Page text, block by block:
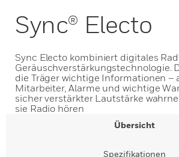
Sync® Electo
Sync Electo kombiniert digitales
Geräuschverstärkungstechnologie.
die Träger wichtige Informationen –
Mitarbeiter, Alarme und wichtige
sicher verstärkter Lautstärke
sie Radio hören
Übersicht
Spezifikationen